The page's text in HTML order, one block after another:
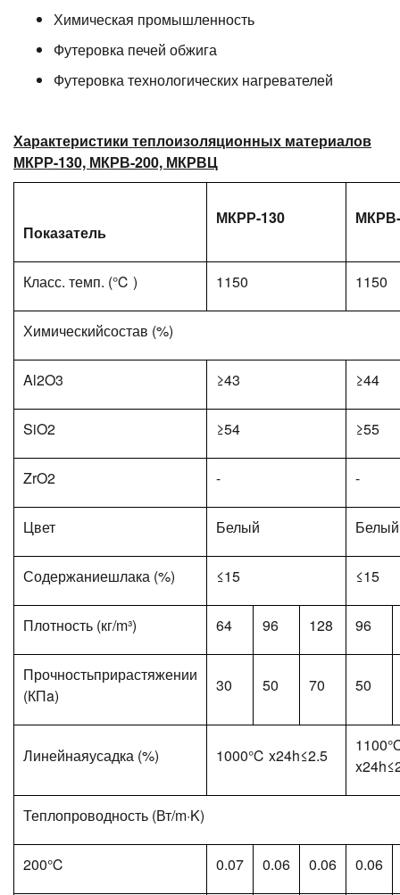
Химическая промышленность
Футеровка печей обжига
Футеровка технологических нагревателей
Характеристики теплоизоляционных материалов
МКРР-130, МКРВ-200, МКРВЦ
Показатель
МКРР-130
Класс. темп. (℃ ) 1150 1150
Химическийсостав (%)
Al2O3 ≥43 ≥44
SiO2 ≥54 ≥55
ZrO2 - -
Цвет Белый Белый
Содержаниешлака (%) ≤15 ≤15
Плотность (кг/m³) 64 96 128 96
Прочностьприрастяжении
(КПa)
30 50 70 50
Линейнаяусадка (%) 1000℃ x24h≤2.5
Теплопроводность (Вт/m·K)
200℃ 0.07 0.06 0.06 0.06